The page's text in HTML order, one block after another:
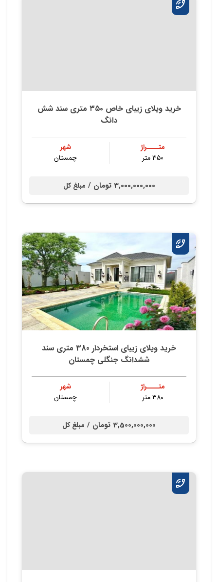
خرید ویلای زیبای خاص ۳۵۰ متری سند شش
دانگ
متــــراژ
۳۵۰ متر
شهر
چمستان
3,000,000,000 تومان / مبلغ کل
خرید ویلای زیبای استخردار 380 متری سند
ششدانگ جنگلی چمستان
متــــراژ
380 متر
شهر
چمستان
3,500,000,000 تومان / مبلغ کل